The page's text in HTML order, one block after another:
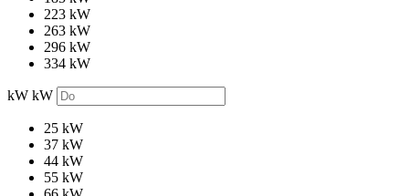
223 kW
263 kW
296 kW
334 kW
kW kW
25 kW
37 kW
44 kW
55 kW